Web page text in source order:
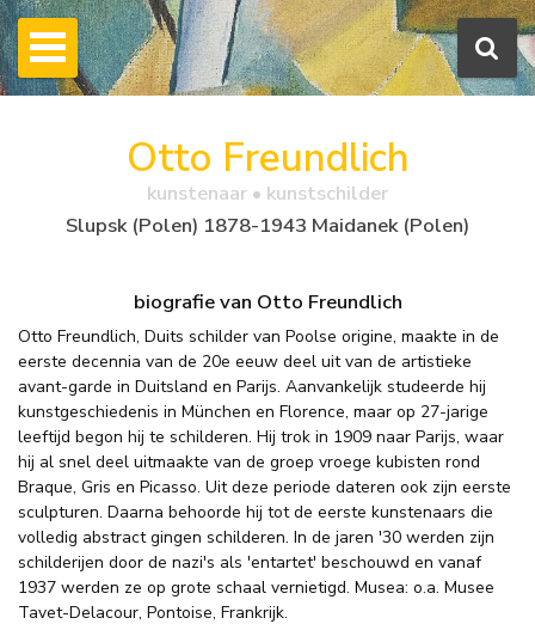
Otto Freundlich
kunstenaar • kunstschilder
Slupsk (Polen) 1878-1943 Maidanek (Polen)
biografie van Otto Freundlich
Otto Freundlich, Duits schilder van Poolse origine, maakte in de
eerste decennia van de 20e eeuw deel uit van de artistieke
avant-garde in Duitsland en Parijs. Aanvankelijk studeerde hij
kunstgeschiedenis in München en Florence, maar op 27-jarige
leeftijd begon hij te schilderen. Hij trok in 1909 naar Parijs, waar
hij al snel deel uitmaakte van de groep vroege kubisten rond
Braque, Gris en Picasso. Uit deze periode dateren ook zijn eerste
sculpturen. Daarna behoorde hij tot de eerste kunstenaars die
volledig abstract gingen schilderen. In de jaren '30 werden zijn
schilderijen door de nazi's als 'entartet' beschouwd en vanaf
1937 werden ze op grote schaal vernietigd. Musea: o.a. Musee
Tavet-Delacour, Pontoise, Frankrijk.